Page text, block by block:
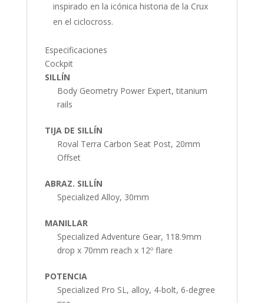
inspirado en la icónica historia de la Crux
en el ciclocross.
Especificaciones
Cockpit
SILLÍN
Body Geometry Power Expert, titanium
rails
TIJA DE SILLÍN
Roval Terra Carbon Seat Post, 20mm
Offset
ABRAZ. SILLÍN
Specialized Alloy, 30mm
MANILLAR
Specialized Adventure Gear, 118.9mm
drop x 70mm reach x 12º flare
POTENCIA
Specialized Pro SL, alloy, 4-bolt, 6-degree